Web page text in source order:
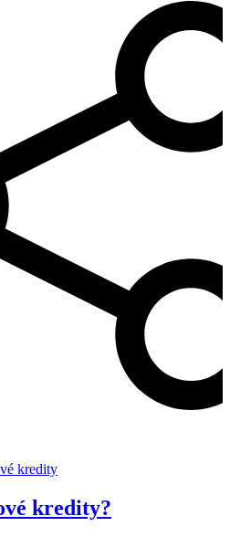
kredity
kredity?